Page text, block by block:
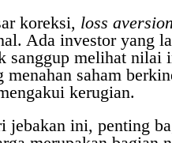
koreksi, loss aversion
Ada investor yang
sanggup melihat nilai
menahan saham
kerugian.
jebakan ini, penting